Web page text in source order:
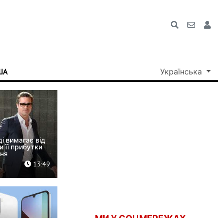
Українська
вимагає від
її прибутки
13:49